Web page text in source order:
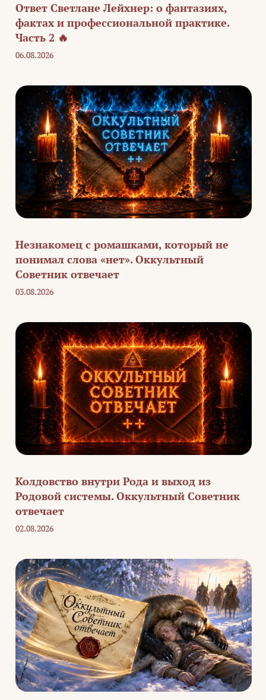
Ответ Светлане Лейхнер: о фантазиях,
фактах и профессиональной практике.
Часть 2 🔥
06.08.2026
Незнакомец с ромашками, который не
понимал слова «нет». Оккультный
Советник отвечает
03.08.2026
Колдовство внутри Рода и выход из
Родовой системы. Оккультный Советник
отвечает
02.08.2026